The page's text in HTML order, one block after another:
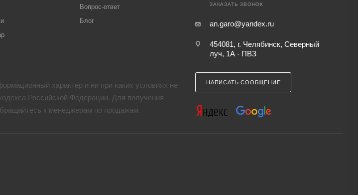
Вопрос-ответ
Блог
характер и ни при каких условиях не
Российской Федерации. Для получения
к менеджерам по продажам.
ЗАКАЗАТЬ ЗВОНОК
an.garo@yandex.ru
454081, г. Челябинск, Северный
луч, 1А - ПВЗ
НАПИСАТЬ СООБЩЕНИЕ